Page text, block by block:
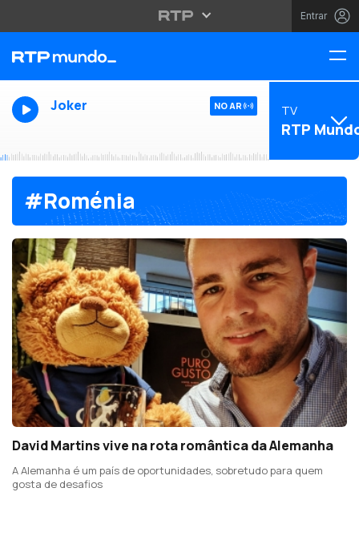
Entrar
Joker NO AR TV
RTP
#Roménia
David Martins vive na rota romântica da Alemanha
A Alemanha é um país de oportunidades, sobretudo para quem
gosta de desafios